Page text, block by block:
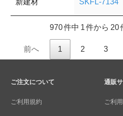
新建材 SKFL-7134
970 件中 1 件から 20
前へ 1 2 3
ご注文について
ご利用規約
通販
ご利